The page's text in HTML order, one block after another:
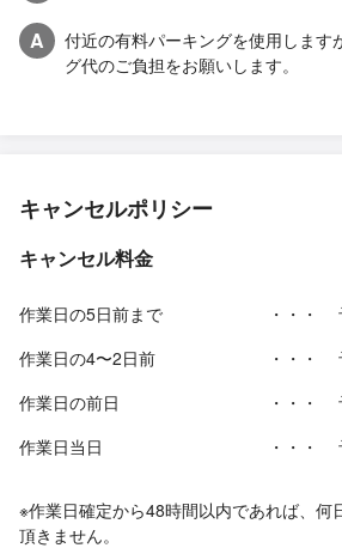
A
付近の有料パーキングを使用します
グ代のご負担をお願いします。
キャンセルポリシー
キャンセル料金
作業日の5日前まで ・・・
作業日の4〜2日前
・・・
作業日の前日
・・・
作業日当日
・・・
※作業日確定から48時間以内であれば、何
頂きません。